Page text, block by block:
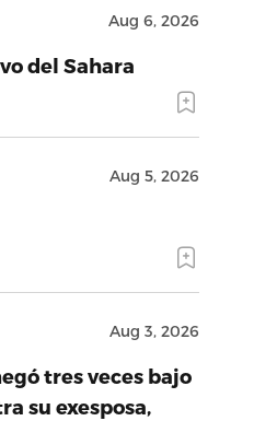
Aug 6, 2026
del Sahara
Aug 5, 2026
Aug 3, 2026
tres veces bajo
su exesposa,